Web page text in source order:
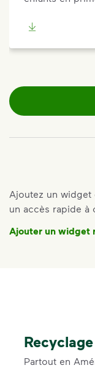
Ajoutez un
un accès rapide à
Ajouter un widget
Partout en